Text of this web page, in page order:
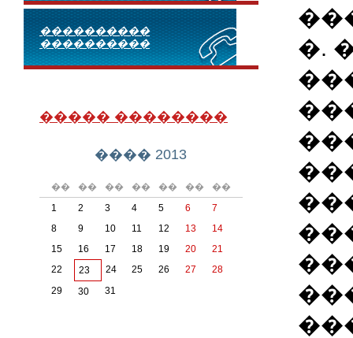
����������
����������
����� ��������
���� 2013
�� �� �� �� �� ��
��
1
2 3 4 5 6
7
8
9 10 11 12 13
14
15
16 17 18 19 20
21
22
23 24 25 26 27
28
29
30 31
�.